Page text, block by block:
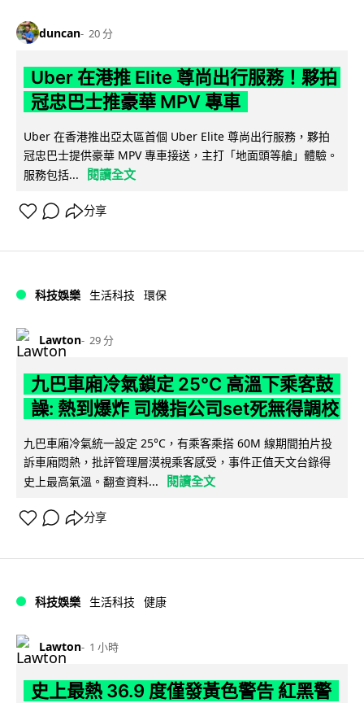
duncan 20 分
Uber 在港推 Elite 尊尚出行服務！夥拍
冠忠巴士推豪華 MPV 專車
Uber 在香港推出亞太區首個 Uber Elite 尊尚出行服務，夥拍
冠忠巴士提供豪華 MPV 專車接送，主打「地面頭等艙」體驗。
服務包括...
閱讀全文
分享
科技娛樂 生活科技 環保
Lawton 29 分
九巴車廂冷氣鎖定 25°C 高溫下乘客鼓
譟: 熱到爆炸 司機指公司set死無得調校
九巴車廂冷氣統一設定 25°C，有乘客乘搭 60M 線期間拍片投
訴車廂悶熱，批評管理層漠視乘客感受，事件正值天文台錄得
史上最高氣溫。翻查資料...
閱讀全文
分享
科技娛樂 生活科技 健康
Lawton 1 小時
史上最熱 36.9 度僅發黃色警告 紅黑警